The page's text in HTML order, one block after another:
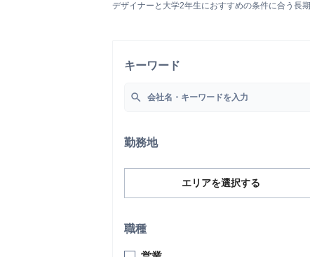
デザイナーと大学2年生におすすめの条件に合う長
キーワード
search
勤務地
エリアを選択する
職種